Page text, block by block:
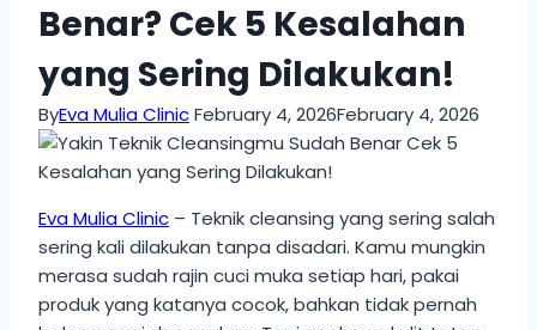
Benar? Cek 5 Kesalahan
yang Sering Dilakukan!
ByEva Mulia ClinicFebruary 4, 2026February 4, 2026
Eva Mulia Clinic – Teknik cleansing yang sering salah
sering kali dilakukan tanpa disadari. Kamu mungkin
merasa sudah rajin cuci muka setiap hari, pakai
produk yang katanya cocok, bahkan tidak pernah